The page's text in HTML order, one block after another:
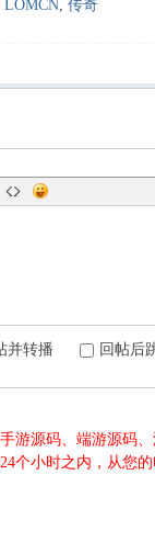
LOMCN , 传奇
并转播 回帖后
游源码、端游源码
个小时之内，从您